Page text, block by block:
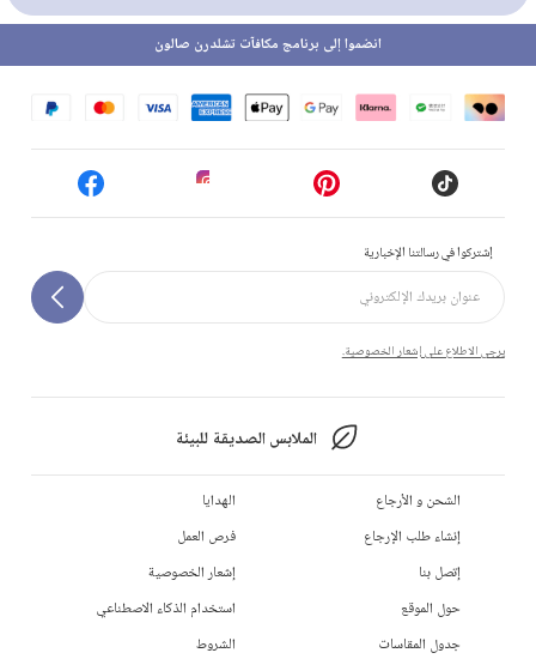
إشتركوا في رسالتنا الإخبارية
يرجى الاطلاع على إشعار الخصوصية.
الملابس الصديقة للبيئة
انضموا إلى برنامج مكافآت تشلدرن صالون
الشحن و الأرجاع
إنشاء طلب الإرجاع
إتصل بنا
حول الموقع
جدول المقاسات
الهدايا
فرص العمل
إشعار الخصوصية
استخدام الذكاء الاصطناعي
الشروط